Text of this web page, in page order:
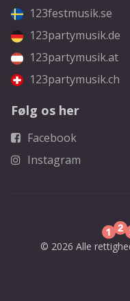
123festmusik.se
123partymusik.de
123partymusik.at
123partymusik.ch
Følg os her
Facebook
Instagram
© 2026 Alle